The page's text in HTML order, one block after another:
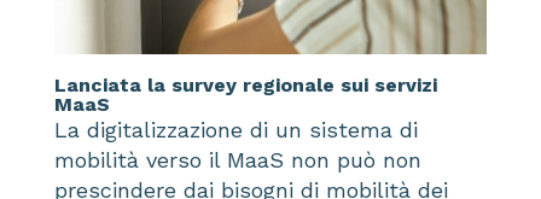
Lanciata la survey regionale sui servizi
MaaS
La digitalizzazione di un sistema di
mobilità verso il MaaS non può non
prescindere dai bisogni di mobilità dei